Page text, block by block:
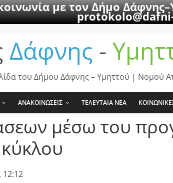
με τον Δήμο
Δάφνης -
του Δήμου Δάφνης – Υμηττού | Νομού
ΑΝΑΚΟΙΝΩΣΕΙΣ ΤΕΛΕΥΤΑΙΑ ΝΕΑ
μέσω του
12:12